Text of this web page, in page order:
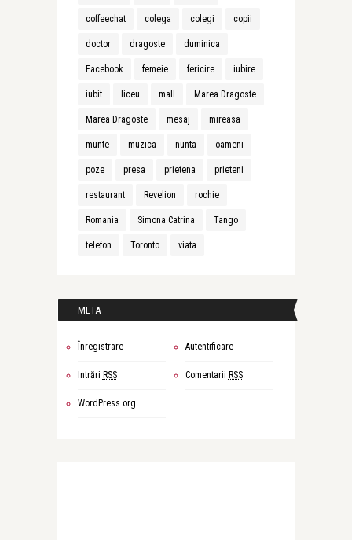
coffeechat colega colegi copii
doctor dragoste duminica
Facebook femeie fericire iubire
iubit liceu mall Marea Dragoste
Marea Dragoste mesaj mireasa
munte muzica nunta oameni
poze presa prietena prieteni
restaurant Revelion rochie
Romania Simona Catrina Tango
telefon Toronto viata
META
Înregistrare Autentificare
Intrări RSS Comentarii RSS
WordPress.org